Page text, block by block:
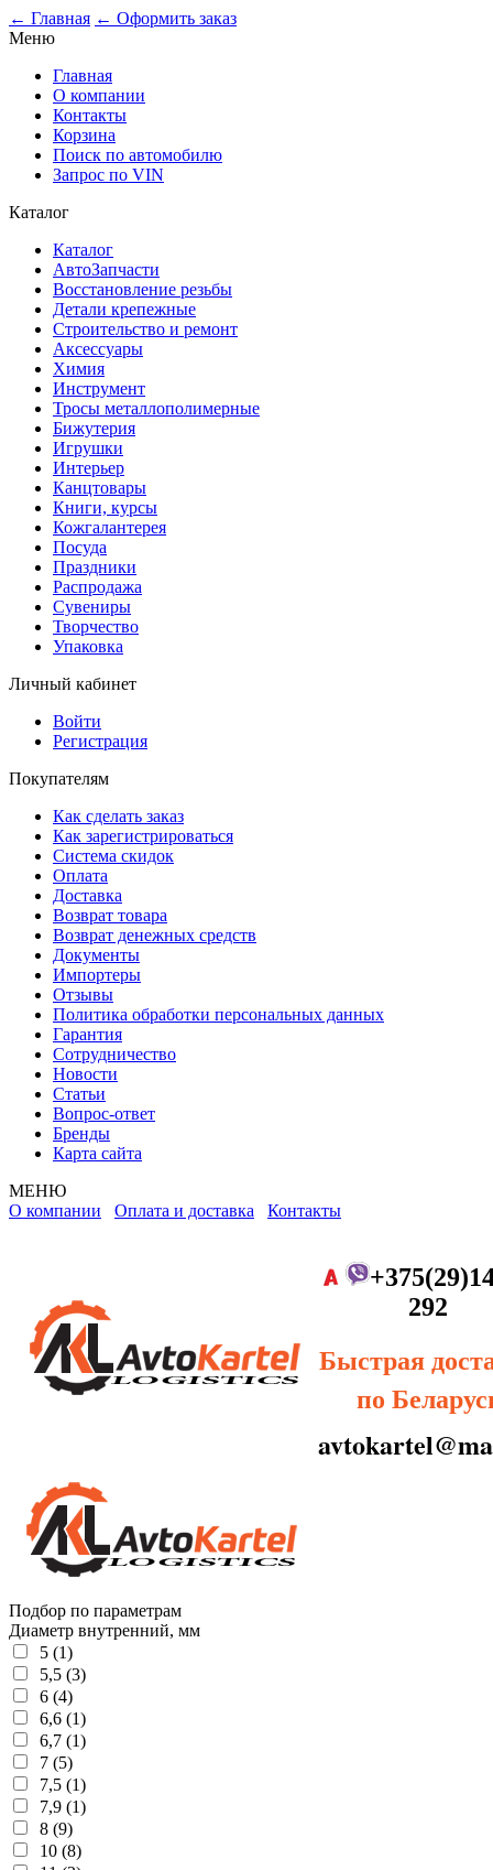
← Главная ← Оформить заказ
Меню
Главная
О компании
Контакты
Корзина
Поиск по автомобилю
Запрос по VIN
Каталог
Каталог
АвтоЗапчасти
Восстановление резьбы
Детали крепежные
Строительство и ремонт
Аксессуары
Химия
Инструмент
Тросы металлополимерные
Бижутерия
Игрушки
Интерьер
Канцтовары
Книги, курсы
Кожгалантерея
Посуда
Праздники
Распродажа
Сувениры
Творчество
Упаковка
Личный кабинет
Войти
Регистрация
Покупателям
Как сделать заказ
Как зарегистрироваться
Система скидок
Оплата
Доставка
Возврат товара
Возврат денежных средств
Документы
Импортеры
Отзывы
Политика обработки персональных данных
Гарантия
Сотрудничество
Новости
Статьи
Вопрос-ответ
Бренды
Карта сайта
МЕНЮ
О компании Оплата и доставка Контакты
292
Быстрая
по
Подбор по параметрам
Диаметр внутренний, мм
5 (1)
5,5 (3)
6 (4)
6,6 (1)
6,7 (1)
7 (5)
7,5 (1)
7,9 (1)
8 (9)
10 (8)